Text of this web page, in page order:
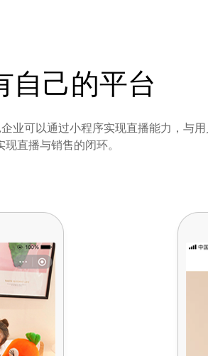
自己的平台
业可以通过小程序实现直播能力，与用
直播与销售的闭环。